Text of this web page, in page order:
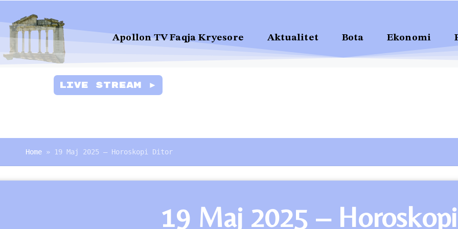
Apollon TV Faqja Kryesore Aktualitet Bota Ekonomi
Live Stream ►
Home » 19 Maj 2025 – Horoskopi Ditor
19 Maj 2025 –